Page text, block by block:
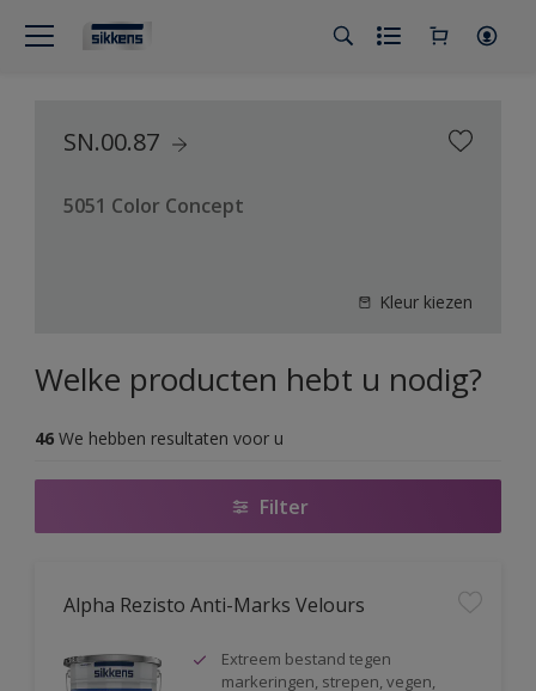
SN.00.87
5051 Color Concept
Kleur kiezen
Welke producten hebt u nodig?
46 We hebben resultaten voor u
Filter
Alpha Rezisto Anti-Marks Velours
Extreem bestand tegen
markeringen, strepen, vegen,